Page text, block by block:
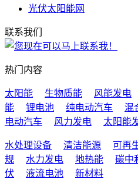
光伏太阳能网
联系我们
热门内容
太阳能 生物质能 风能发电
能
锂电池 纯电动汽车 混
电动汽车
风力发电 太阳能
水处理设备 清洁能源 可再
规
水力发电 地热能 碳中
伏
液流电池 新材料